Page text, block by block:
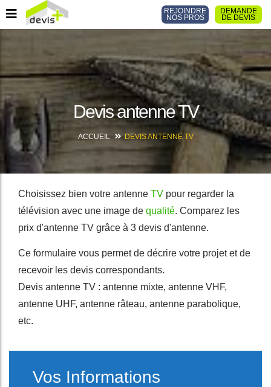
DEMANDE
DE DEVIS
REJOINDRE
NOS PROS
Devis antenne TV
ACCUEIL DEVIS ANTENNE TV
Choisissez bien votre antenne TV pour regarder la
télévision avec une image de qualité. Comparez les
prix d'antenne TV grâce à 3 devis d'antenne.
Ce formulaire vous permet de décrire votre projet et de
recevoir les devis correspondants.
Devis antenne TV : antenne mixte, antenne VHF,
antenne UHF, antenne râteau, antenne parabolique,
etc.
Vos Informations